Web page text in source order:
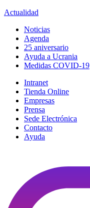
Actualidad
Noticias
Agenda
25 aniversario
Ayuda a Ucrania
Medidas COVID-19
Intranet
Tienda Online
Empresas
Prensa
Sede Electrónica
Contacto
Ayuda